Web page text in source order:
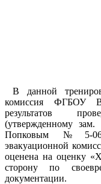
В данной
комиссия ФГБОУ
результатов
(утвержденному
Попковым №5-06-
эвакуационной
оценена на оценку
сторону по
документации.